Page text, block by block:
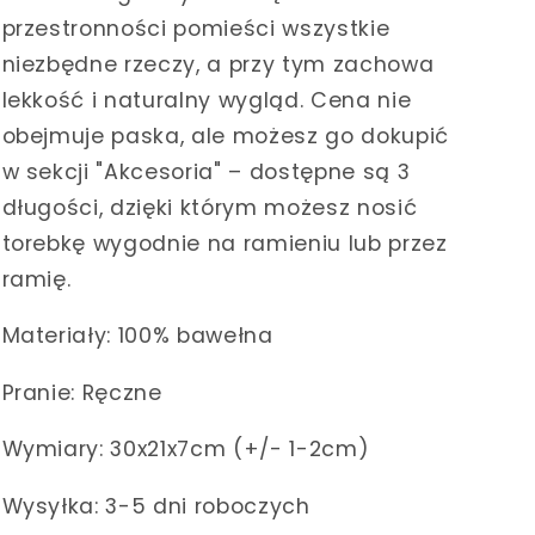
przestronności pomieści wszystkie
niezbędne rzeczy, a przy tym zachowa
lekkość i naturalny wygląd. Cena nie
obejmuje paska, ale możesz go dokupić
w sekcji "Akcesoria" – dostępne są 3
długości, dzięki którym możesz nosić
torebkę wygodnie na ramieniu lub przez
ramię.
Materiały: 100% bawełna
Pranie: Ręczne
Wymiary: 30x21x7cm (+/- 1-2cm)
Wysyłka: 3-5 dni roboczych